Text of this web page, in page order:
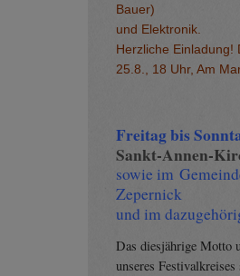
Bauer)
und Elektronik.
Herzliche Einladung!
25.8., 18 Uhr, Am
Freitag bis
Sankt-Annen-
sowie im
Zepernick
und im
Das diesjährige Motto
unseres